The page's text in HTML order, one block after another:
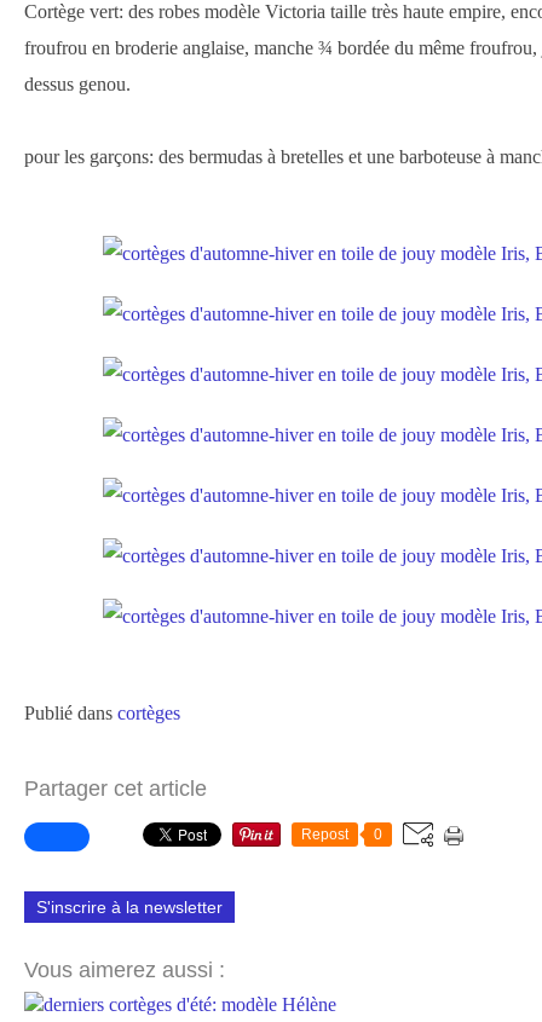
Cortège vert: des robes modèle Victoria taille très haute empire,
froufrou en broderie anglaise, manche ¾ bordée du même
dessus genou.
pour les garçons: des bermudas à bretelles et une barboteuse à
Publié dans cortèges
Partager cet article
Repost 0
S'inscrire à la newsletter
Vous aimerez aussi :